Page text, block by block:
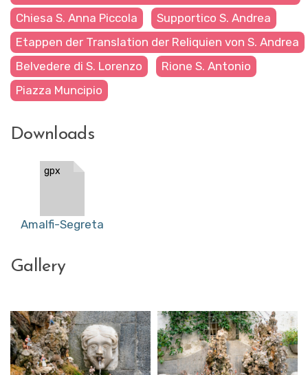
Chiesa S. Anna Piccola
Supportico S. Andrea
Etappen der Translation der Reliquien von S. Andrea
Belvedere di S. Lorenzo
Rione S. Antonio
Piazza Muncipio
Downloads
gpx
Amalfi-Segreta
Gallery